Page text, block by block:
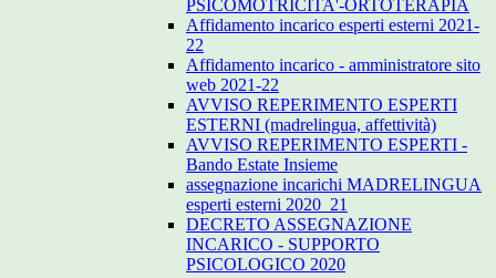
PSICOMOTRICITA'-ORTOTERAPIA
Affidamento incarico esperti esterni 2021-
22
Affidamento incarico - amministratore sito
web 2021-22
AVVISO REPERIMENTO ESPERTI
ESTERNI (madrelingua, affettività)
AVVISO REPERIMENTO ESPERTI -
Bando Estate Insieme
assegnazione incarichi MADRELINGUA
esperti esterni 2020_21
DECRETO ASSEGNAZIONE
INCARICO - SUPPORTO
PSICOLOGICO 2020